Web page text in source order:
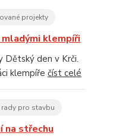
projekty
klempíři
Dětský den v Krči.
klempíře číst celé
rady pro stavbu
na střechu